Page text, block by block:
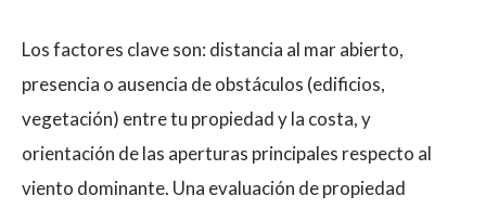
Los factores clave son: distancia al mar abierto,
presencia o ausencia de obstáculos (edificios,
vegetación) entre tu propiedad y la costa, y
orientación de las aperturas principales respecto al
viento dominante. Una evaluación de propiedad